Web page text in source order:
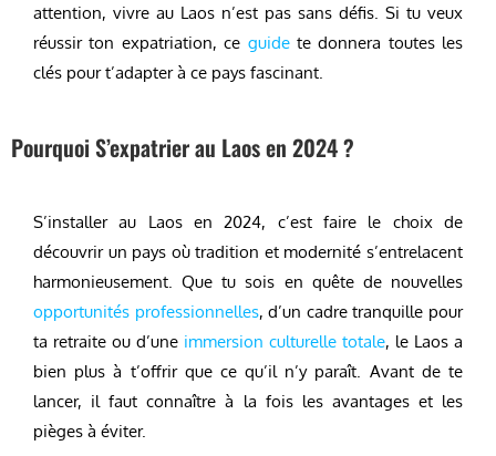
attention, vivre au Laos n’est pas sans défis. Si tu veux
réussir ton expatriation, ce guidete donnera toutes les
clés pour t’adapter à ce pays fascinant.
Pourquoi S’expatrier au Laos en 2024 ?
S’installer au Laos en 2024, c’est faire le choix de
découvrir un pays où tradition et modernité s’entrelacent
harmonieusement. Que tu sois en quête de nouvelles
opportunités professionnelles, d’un cadre tranquille pour
ta retraite ou d’une immersion culturelle totale, le Laos a
bien plus à t’offrir que ce qu’il n’y paraît. Avant de te
lancer, il faut connaître à la fois les avantages et les
pièges à éviter.